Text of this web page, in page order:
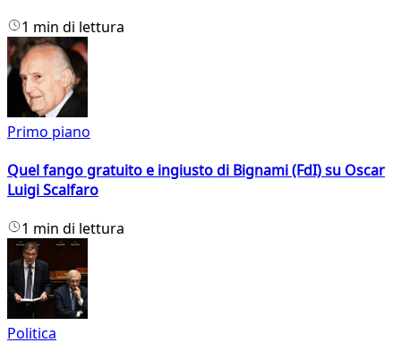
1 min di lettura
Primo piano
Quel fango gratuito e ingiusto di Bignami (FdI) su Oscar
Luigi Scalfaro
1 min di lettura
Politica